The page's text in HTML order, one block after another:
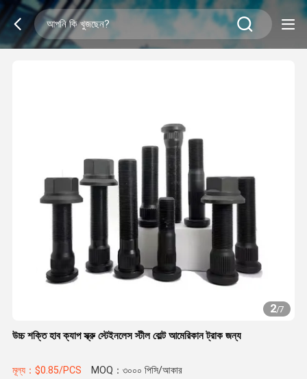
2/7
উচ্চ শক্তি হাব ক্যাপ স্ক্রু স্টেইনলেস স্টীল বোল্ট আমেরিকান ট্রাক জন্য
মূল্য：$0.85/PCS MOQ：৩০০০ পিসি/আকার